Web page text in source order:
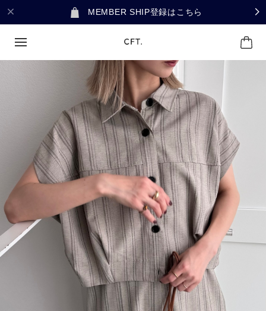
MEMBER SHIP登録はこちら